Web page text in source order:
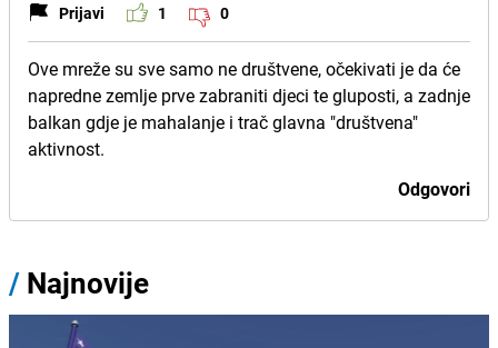
Prijavi 1 0
Ove mreže su sve samo ne društvene, očekivati je da će
napredne zemlje prve zabraniti djeci te gluposti, a zadnje
balkan gdje je mahalanje i trač glavna "društvena"
aktivnost.
Odgovori
/ Najnovije